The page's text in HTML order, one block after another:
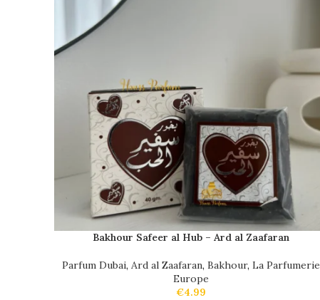
Bakhour Safeer al Hub – Ard al Zaafaran
Parfum Dubai, Ard al Zaafaran, Bakhour, La Parfumerie
Europe
€4.99